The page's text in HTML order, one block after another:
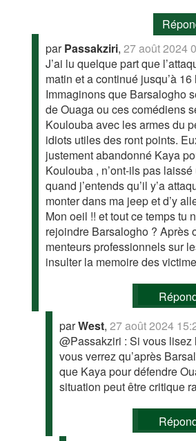
parPassakziri,27 août 2024
J’ai lu quelque part que
matin et a continué jusqu’à 16
Immaginons que Barsalogho
de Ouaga ou ces comédiens
Koulouba avec les armes du
idiots utiles des ront points.
justement abandonné Kaya
Koulouba , n’ont-ils pas
quand j’entends qu’il y’a
monter dans ma jeep et d’y
Mon oeil !! et tout ce temps tu
rejoindre Barsalogho ? Après
menteurs professionnels sur
insulter la memoire des
parWest,27 août 2024
@Passakziri : Si vous lisez
vous verrez qu’après
que Kaya pour défendre
situation peut être critique